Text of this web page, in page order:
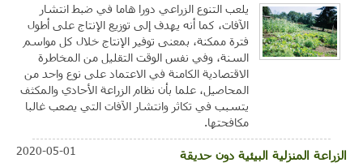
يلعب التنوع الزراعي دورا هاما في ضبط انتشار
الآفات، كما أنه يهدف إلى توزيع الإنتاج على أطول
فترة ممكنة، بمعنى توفير الإنتاج خلال كل مواسم
السنة، وفي نفس الوقت التقليل من المخاطرة
الاقتصادية الكامنة في الاعتماد على نوع واحد من
المحاصيل، علما بأن نظام الزراعة الأحادي والمكثف
يتسبب في تكاثر وانتشار الآفات التي يصعب غالبا
مكافحتها.
الزراعة المنزلية البيئية دون حديقة
2020-05-01